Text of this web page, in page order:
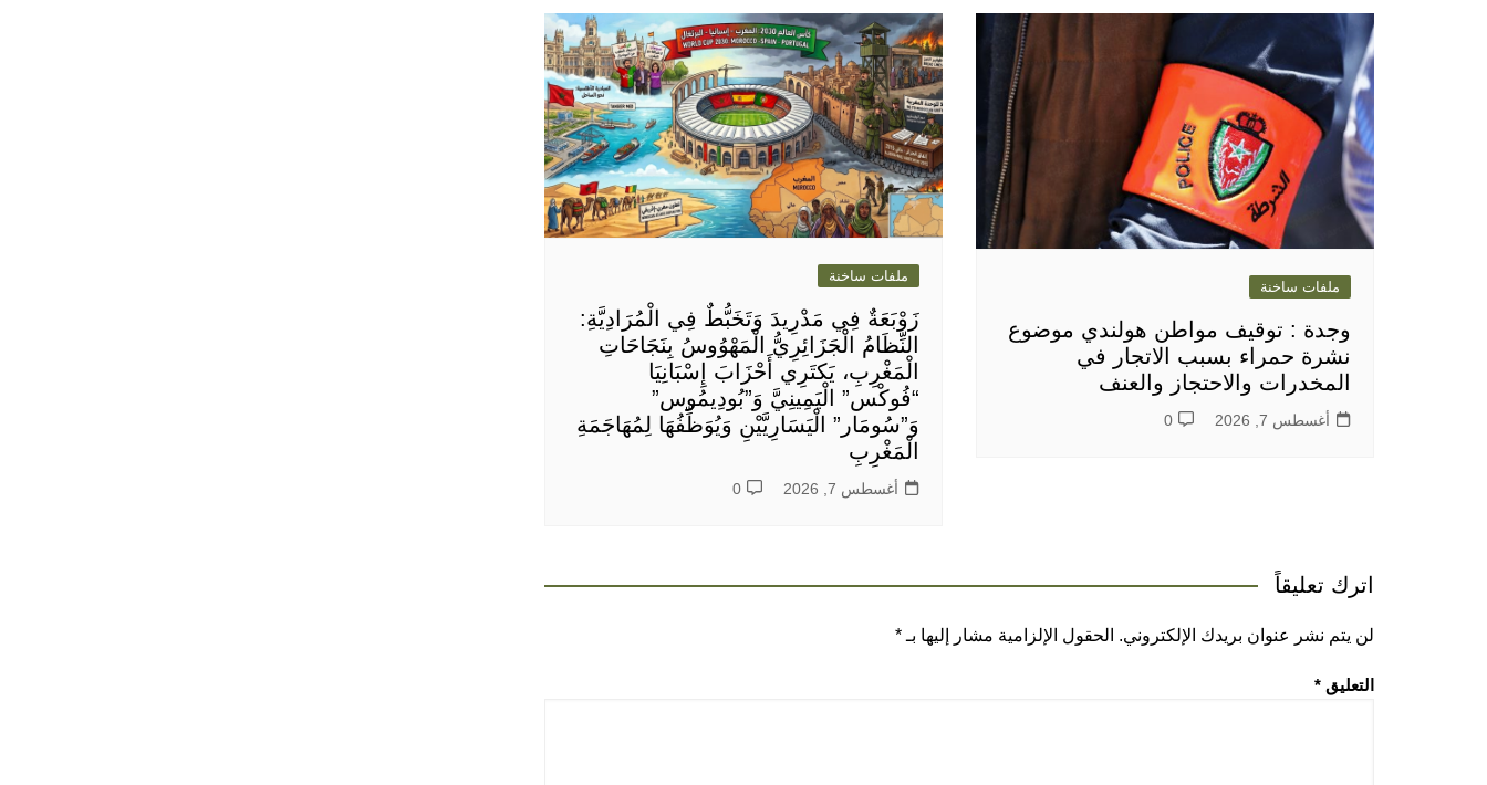
ملفات ساخنة
وجدة : توقيف مواطن هولندي موضوع
نشرة حمراء بسبب الاتجار في
المخدرات والاحتجاز والعنف
أغسطس 7, 2026 0
ملفات ساخنة
زَوْبَعَةٌ فِي مَدْرِيدَ وَتَخَبُّطٌ فِي الْمُرَادِيَّةِ:
النِّظَامُ الْجَزَائِرِيُّ الْمَهْوُوسُ بِنَجَاحَاتِ
الْمَغْرِبِ، يَكتَرِي أَحْزَابَ إِسْبَانِيَا
“فُوكْس” الْيَمِينِيَّ وَ”بُودِيمُوس”
وَ”سُومَار” الْيَسَارِيَّيْنِ وَيُوَظِّفُهَا لِمُهَاجَمَةِ
الْمَغْرِبِ
أغسطس 7, 2026 0
اترك تعليقاً
لن يتم نشر عنوان بريدك الإلكتروني. الحقول الإلزامية مشار إليها بـ *
التعليق *